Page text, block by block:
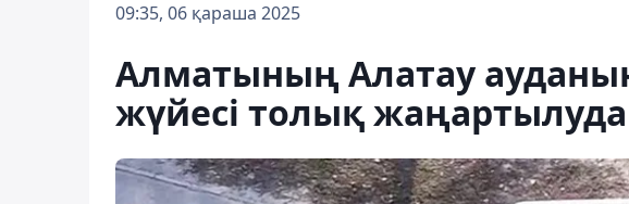
09:35, 06 қараша 2025
Алматының Алатау
жүйесі толық жаңартылуда